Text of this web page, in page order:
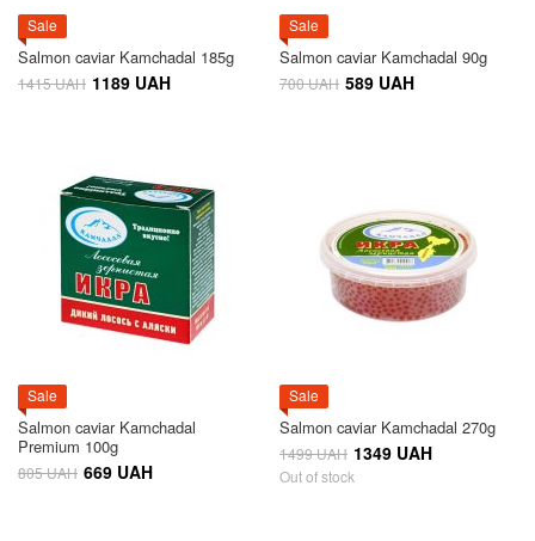
Sale
Salmon caviar Kamchadal 185g
1415 UAH 1189 UAH
Sale
Salmon caviar Kamchadal 90g
700 UAH 589 UAH
Sale
Salmon caviar Kamchadal
Premium 100g
805 UAH 669 UAH
Sale
Salmon caviar Kamchadal 270g
1499 UAH 1349 UAH
Out of stock